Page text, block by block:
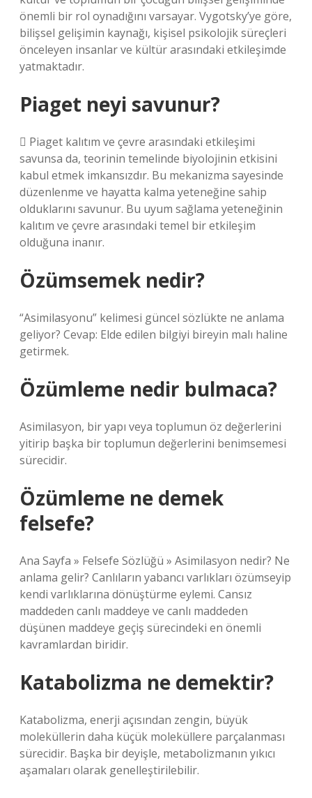
önemli bir rol oynadığını varsayar. Vygotsky’ye göre,
bilişsel gelişimin kaynağı, kişisel psikolojik süreçleri
önceleyen insanlar ve kültür arasındaki etkileşimde
yatmaktadır.
Piaget neyi savunur?
 Piaget kalıtım ve çevre arasındaki etkileşimi
savunsa da, teorinin temelinde biyolojinin etkisini
kabul etmek imkansızdır. Bu mekanizma sayesinde
düzenlenme ve hayatta kalma yeteneğine sahip
olduklarını savunur. Bu uyum sağlama yeteneğinin
kalıtım ve çevre arasındaki temel bir etkileşim
olduğuna inanır.
Özümsemek nedir?
“Asimilasyonu” kelimesi güncel sözlükte ne anlama
geliyor? Cevap: Elde edilen bilgiyi bireyin malı haline
getirmek.
Özümleme nedir bulmaca?
Asimilasyon, bir yapı veya toplumun öz değerlerini
yitirip başka bir toplumun değerlerini benimsemesi
sürecidir.
Özümleme ne demek
felsefe?
Ana Sayfa » Felsefe Sözlüğü » Asimilasyon nedir? Ne
anlama gelir? Canlıların yabancı varlıkları özümseyip
kendi varlıklarına dönüştürme eylemi. Cansız
maddeden canlı maddeye ve canlı maddeden
düşünen maddeye geçiş sürecindeki en önemli
kavramlardan biridir.
Katabolizma ne demektir?
Katabolizma, enerji açısından zengin, büyük
moleküllerin daha küçük moleküllere parçalanması
sürecidir. Başka bir deyişle, metabolizmanın yıkıcı
aşamaları olarak genelleştirilebilir.